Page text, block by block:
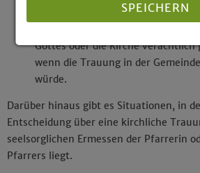
bereits getraut worden ist oder
Gottes oder die Kirche verächtlich
wenn die Trauung in der
würde.
Darüber hinaus gibt es Situationen, in
Entscheidung über eine kirchliche
seelsorglichen Ermessen der Pfarrerin
Pfarrers liegt.
SPEICHERN
Details anzeigen